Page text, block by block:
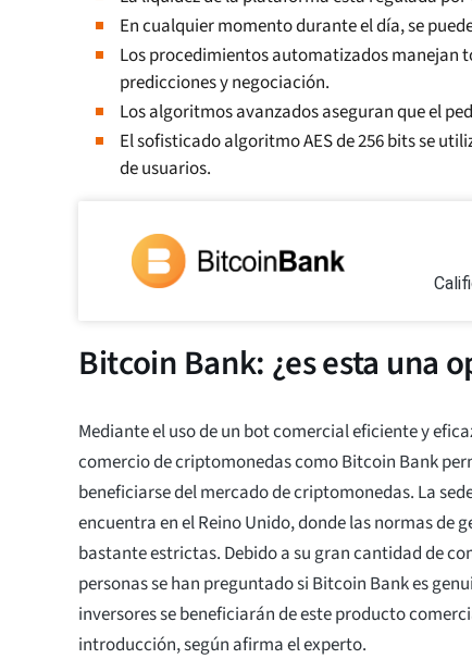
En cualquier momento durante el día, se
Los procedimientos automatizados manejan
predicciones y negociación.
Los algoritmos avanzados aseguran que el
El sofisticado algoritmo AES de 256 bits se
de usuarios.
Bitcoin Bank: ¿es esta una
Mediante el uso de un bot comercial eficiente y
comercio de criptomonedas como Bitcoin Bank
beneficiarse del mercado de criptomonedas. La
encuentra en el Reino Unido, donde las normas de
bastante estrictas. Debido a su gran cantidad de
personas se han preguntado si Bitcoin Bank es
inversores se beneficiarán de este producto
introducción, según afirma el experto.